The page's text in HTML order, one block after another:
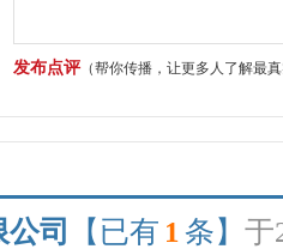
发布点评（帮你传播，让更多人了解最
司 【已有 1 条】 于